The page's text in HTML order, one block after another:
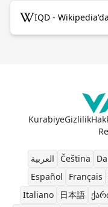
IQD -
KurabiyeGizlilik
العربية
Čeština
Español
Français
Italiano
日本語